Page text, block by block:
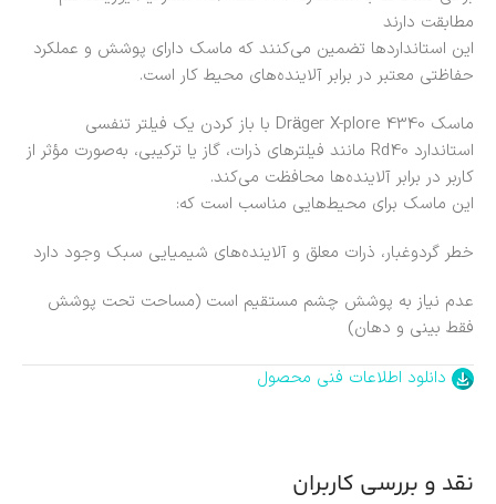
مطابقت دارند
این استانداردها تضمین می‌کنند که ماسک دارای پوشش و عملکرد
حفاظتی معتبر در برابر آلاینده‌های محیط کار است.
ماسک Dräger X-plore 4340 با باز کردن یک فیلتر تنفسی
استاندارد Rd40 مانند فیلترهای ذرات، گاز یا ترکیبی، به‌صورت مؤثر از
کاربر در برابر آلاینده‌ها محافظت می‌کند.
این ماسک برای محیط‌هایی مناسب است که:
خطر گردوغبار، ذرات معلق و آلاینده‌های شیمیایی سبک وجود دارد
عدم نیاز به پوشش چشم مستقیم است (مساحت تحت پوشش
فقط بینی و دهان)
دانلود اطلاعات فنی محصول
نقد و بررسی کاربران